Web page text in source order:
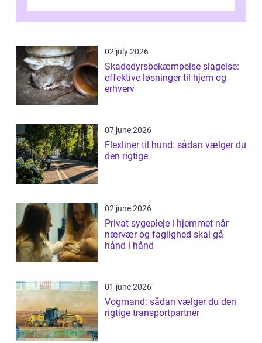
02 july 2026
Skadedyrsbekæmpelse slagelse:
effektive løsninger til hjem og
erhverv
07 june 2026
Flexliner til hund: sådan vælger du
den rigtige
02 june 2026
Privat sygepleje i hjemmet når
nærvær og faglighed skal gå
hånd i hånd
01 june 2026
Vogmand: sådan vælger du den
rigtige transportpartner